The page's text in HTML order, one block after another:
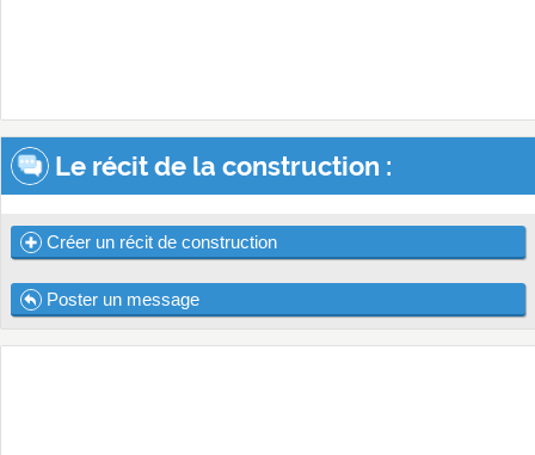
Le récit de la construction :
Créer un récit de construction
Poster un message